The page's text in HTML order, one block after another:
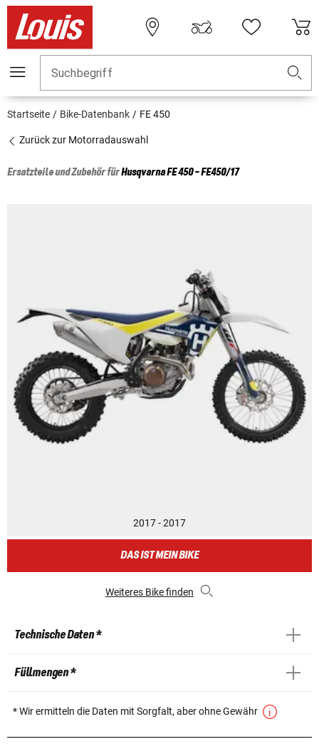
Suchbegriff
Startseite Bike-Datenbank FE 450
Zurück zur Motorradauswahl
Ersatzteile und Zubehör fürHusqvarnaFE 450 - FE450/17
2017 - 2017
DAS IST MEIN BIKE
Weiteres Bike finden
Technische Daten *
Füllmengen *
* Wir ermitteln die Daten mit Sorgfalt, aber ohne Gewähr